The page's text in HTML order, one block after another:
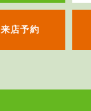
来店予約